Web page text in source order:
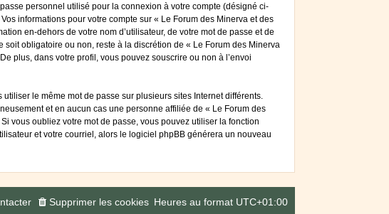
personnel utilisé pour la connexion à votre compte (désigné ci-
informations pour votre compte sur « Le Forum des Minerva et des
en-dehors de votre nom d’utilisateur, de votre mot de passe et de
obligatoire ou non, reste à la discrétion de « Le Forum des Minerva
plus, dans votre profil, vous pouvez souscrire ou non à l’envoi
le même mot de passe sur plusieurs sites Internet différents.
et en aucun cas une personne affiliée de « Le Forum des
vous oubliez votre mot de passe, vous pouvez utiliser la fonction
et votre courriel, alors le logiciel phpBB générera un nouveau
Heures au format UTC+01:00
Supprimer les cookies